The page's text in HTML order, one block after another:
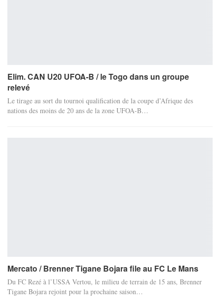
Elim. CAN U20 UFOA-B / le Togo dans un groupe
relevé
Le tirage au sort du tournoi qualification de la coupe d’Afrique des
nations des moins de 20 ans de la zone UFOA-B…
Mercato / Brenner Tigane Bojara file au FC Le Mans
Du FC Rezé à l’USSA Vertou, le milieu de terrain de 15 ans, Brenner
Tigane Bojara rejoint pour la prochaine saison…